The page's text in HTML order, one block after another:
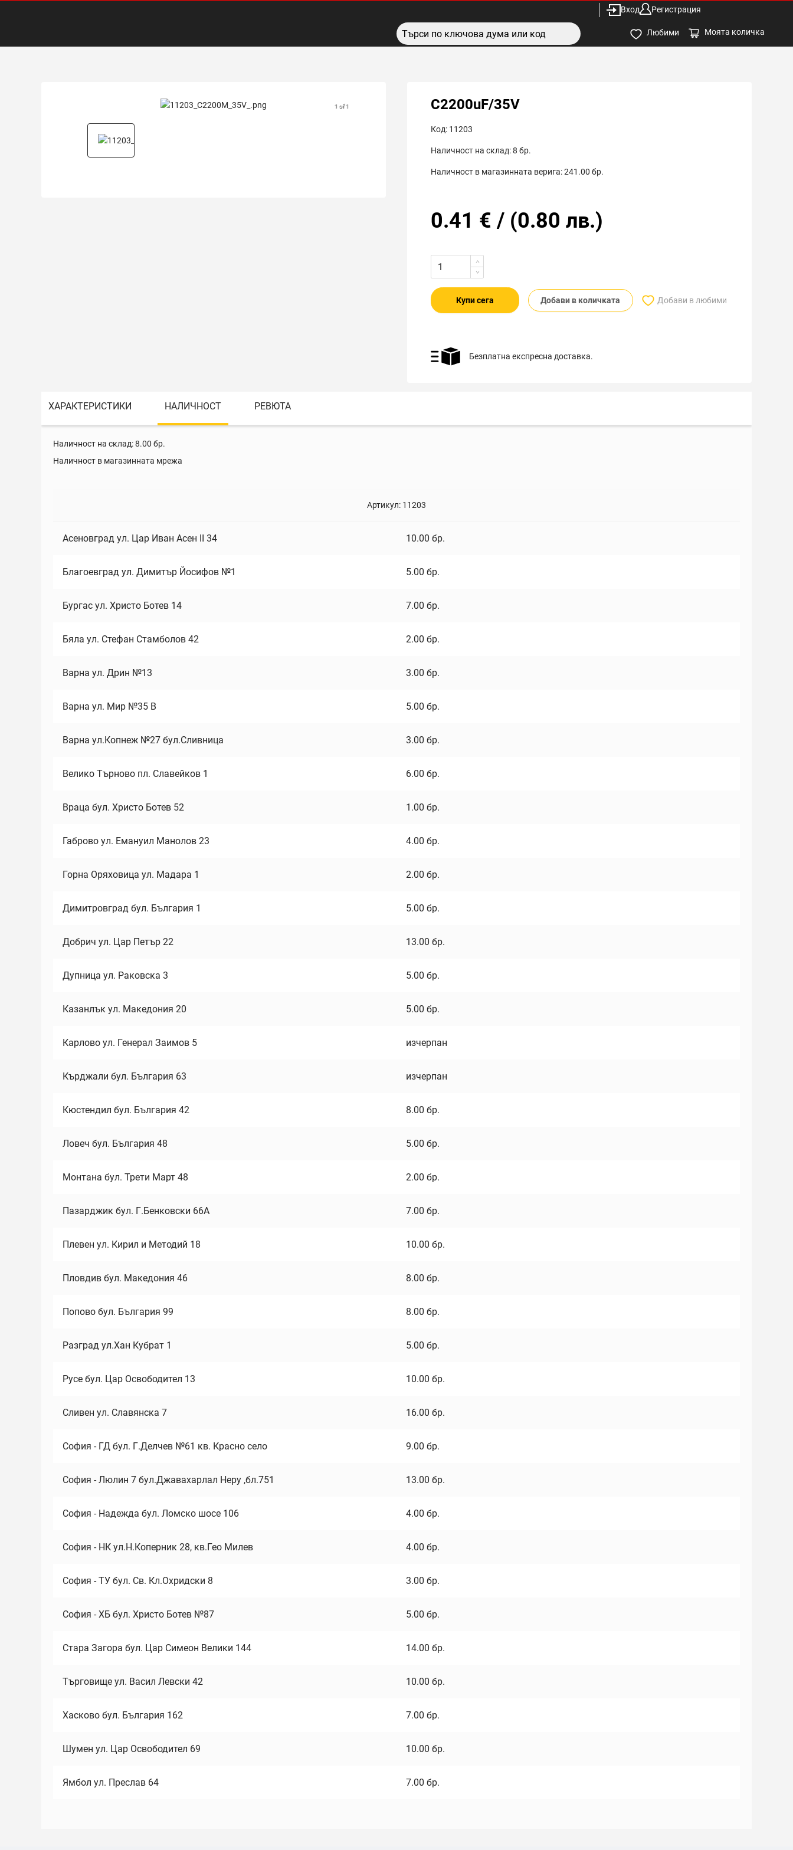
Вход Регистрация
Любими Моята количка
1 of 1 C2200uF/35V
Код: 11203
Наличност на склад:8 бр.
Наличност в магазинната верига:241.00 бр.
0.41 € / (0.80 лв.)
Купи сега Добави в количката Добави в любими
Безплатна експресна доставка.
ХАРАКТЕРИСТИКИ НАЛИЧНОСТ РЕВЮТА
Наличност на склад:8.00 бр.
Наличност в магазинната мрежа
Артикул: 11203
Асеновград ул. Цар Иван Асен II 34 10.00 бр.
Благоевград ул. Димитър Йосифов №1 5.00 бр.
Бургас ул. Христо Ботев 14 7.00 бр.
Бяла ул. Стефан Стамболов 42 2.00 бр.
Варна ул. Дрин №13 3.00 бр.
Варна ул. Мир №35 В 5.00 бр.
Варна ул.Копнеж №27 бул.Сливница 3.00 бр.
Велико Търново пл. Славейков 1 6.00 бр.
Враца бул. Христо Ботев 52 1.00 бр.
Габрово ул. Емануил Манолов 23 4.00 бр.
Горна Оряховица ул. Мадара 1 2.00 бр.
Димитровград бул. България 1 5.00 бр.
Добрич ул. Цар Петър 22 13.00 бр.
Дупница ул. Раковска 3 5.00 бр.
Казанлък ул. Македония 20 5.00 бр.
Карлово ул. Генерал Заимов 5 изчерпан
Кърджали бул. България 63 изчерпан
Кюстендил бул. България 42 8.00 бр.
Ловеч бул. България 48 5.00 бр.
Монтана бул. Трети Март 48 2.00 бр.
Пазарджик бул. Г.Бенковски 66А 7.00 бр.
Плевен ул. Кирил и Методий 18 10.00 бр.
Пловдив бул. Македония 46 8.00 бр.
Попово бул. България 99 8.00 бр.
Разград ул.Хан Кубрат 1 5.00 бр.
Русе бул. Цар Освободител 13 10.00 бр.
Сливен ул. Славянска 7 16.00 бр.
София - ГД бул. Г.Делчев №61 кв. Красно село 9.00 бр.
София - Люлин 7 бул.Джавахарлал Неру ,бл.751 13.00 бр.
София - Надежда бул. Ломско шосе 106 4.00 бр.
София - НК ул.Н.Коперник 28, кв.Гео Милев 4.00 бр.
София - ТУ бул. Св. Кл.Охридски 8 3.00 бр.
София - ХБ бул. Христо Ботев №87 5.00 бр.
Стара Загора бул. Цар Симеон Велики 144 14.00 бр.
Търговище ул. Васил Левски 42 10.00 бр.
Хасково бул. България 162 7.00 бр.
Шумен ул. Цар Освободител 69 10.00 бр.
Ямбол ул. Преслав 64 7.00 бр.